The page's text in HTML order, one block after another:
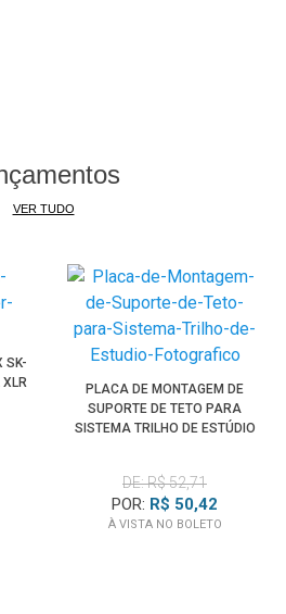
VER TUDO
SK-
XLR
PLACA DE MONTAGEM DE
SUPORTE DE TETO PARA
SISTEMA TRILHO DE ESTÚDIO
DE: R$ 52,71
POR: R$ 50,42
À VISTA NO BOLETO